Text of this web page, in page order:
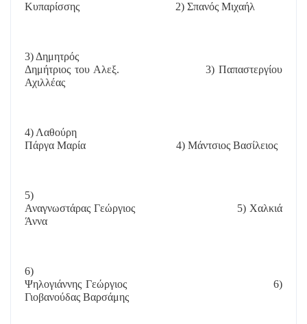
Κυπαρίσσης
2) Σπανός Μιχαήλ
3) Δημητρός
Δημήτριος του Αλεξ.
3) Παπαστεργίου
Αχιλλέας
4) Λαθούρη
Πάργα Μαρία
4) Μάντσιος Βασίλειος
5)
Αναγνωστάρας Γεώργιος
5) Χαλκιά
Άννα
6)
Ψηλογιάννης Γεώργιος
6)
Γιοβανούδας Βαρσάμης